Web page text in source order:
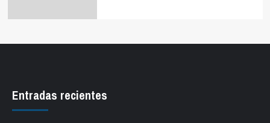
Entradas recientes